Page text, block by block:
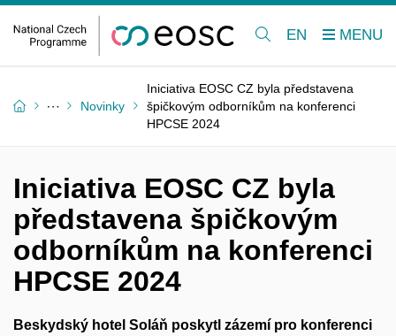
EN
Novinky
Iniciativa EOSC CZ byla představena
špičkovým odborníkům na konferenci
HPCSE 2024
Iniciativa EOSC CZ byla
představena špičkovým
odborníkům na konferenci
HPCSE 2024
Beskydský hotel Soláň poskytl zázemí pro konferenci